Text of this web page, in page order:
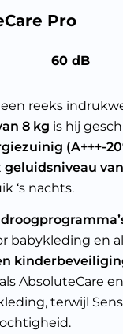
Pro
60 dB
reeks
8 kg is hij
(A+++-
geluidsniveau
‘s nachts.
babykleding en
AbsoluteCare
terwijl